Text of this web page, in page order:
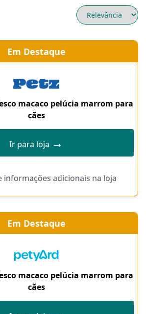
Em Destaque
macaco pelúcia marrom para
cães
Ir para loja →
informações adicionais na loja
Em Destaque
macaco pelúcia marrom para
cães